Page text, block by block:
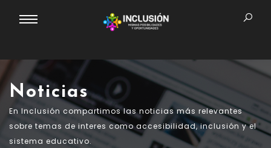
Noticias
En Inclusión compartimos las noticias más relevantes
sobre temas de interes como accesibilidad, inclusión y el
sistema educativo.